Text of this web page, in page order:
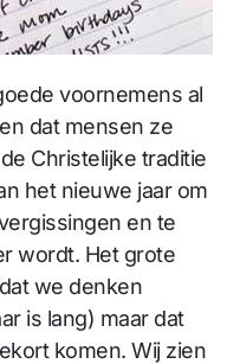
voornemens al
dat mensen ze
Christelijke traditie
het nieuwe jaar om
en te
wordt. Het grote
we denken
is lang) maar dat
komen. Wij zien